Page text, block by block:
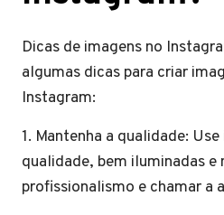
Dicas de imagens no
algumas dicas para criar
Instagram:
1. Mantenha a qualidade:
qualidade, bem iluminadas
profissionalismo e chamar a